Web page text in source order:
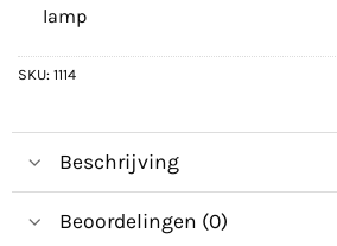
lamp
SKU: 1114
Beschrijving
Beoordelingen (0)